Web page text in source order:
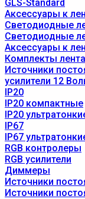
GLS-Standard
Аксессуары к
Светодиодные
Светодиодные
Аксессуары к
Комплекты
Источники
усилители 12
IP20
IP20 компактные
IP20
IP67
IP67
RGB контролеры
RGB усилители
Диммеры
Источники
Источники